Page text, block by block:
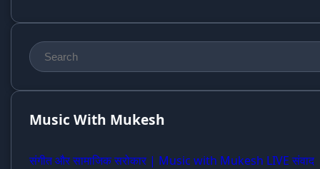
Music With Mukesh
संगीत और सामाजिक सरोकार | Music with Mukesh LIVE संवाद